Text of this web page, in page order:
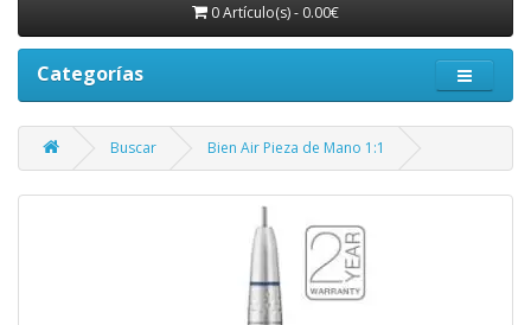
0 Artículo(s) - 0.00€
Categorías
Buscar Bien Air Pieza de Mano 1:1